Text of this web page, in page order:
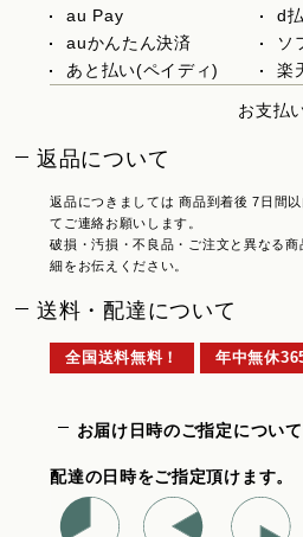
au Pay
d
auかんたん決済
ソ
あと払い(ペイディ)
楽
お支払
返品について
返品につきましては 商品到着後 7日間
てご連絡お願いします。
破損・汚損・不良品・ご注文と異なる
細をお伝えください。
送料・配達について
全国送料無料！ 年中無休
お届け日時のご指定について
配達の日時をご指定頂けます。